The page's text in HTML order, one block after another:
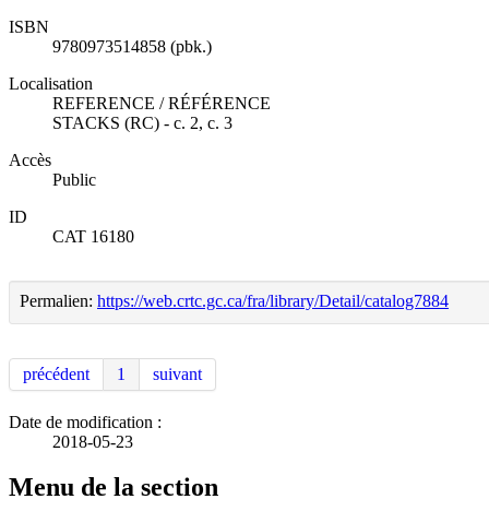
ISBN
9780973514858 (pbk.)
Localisation
REFERENCE / RÉFÉRENCE
STACKS (RC) - c. 2, c. 3
Accès
Public
ID
CAT 16180
Permalien: https://web.crtc.gc.ca/fra/library/Detail/catalog7884
précédent 1 suivant
Date de modification :
2018-05-23
Menu de la section